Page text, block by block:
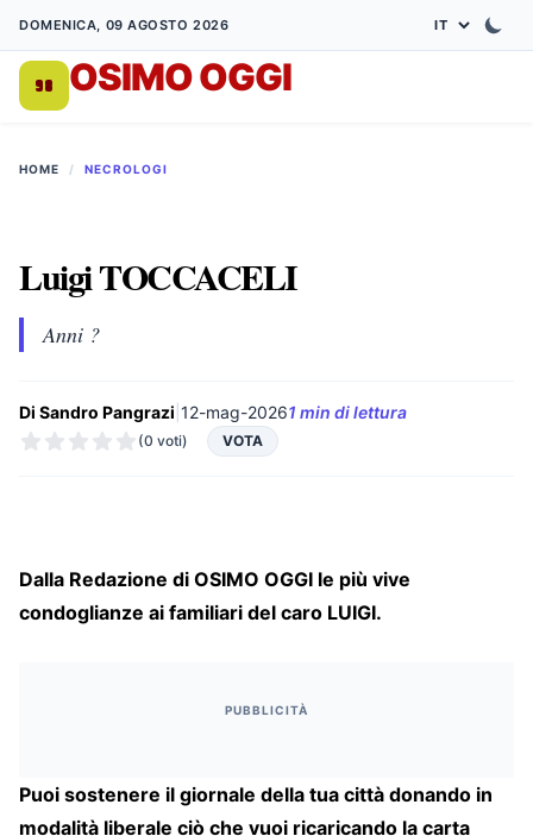
DOMENICA, 09 AGOSTO 2026
OSIMO OGGI
HOME / NECROLOGI
Luigi TOCCACELI
Anni ?
Di Sandro Pangrazi 12-mag-20261 min di lettura
(0 voti) VOTA
Dalla Redazione di OSIMO OGGI le più vive
condoglianze ai familiari del caro LUIGI.
PUBBLICITÀ
Puoi sostenere il giornale della tua città donando in
modalità liberale ciò che vuoi ricaricando la carta